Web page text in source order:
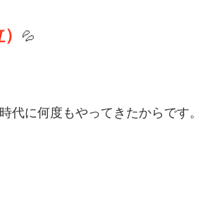
💦
代に何度もやってきたからです。